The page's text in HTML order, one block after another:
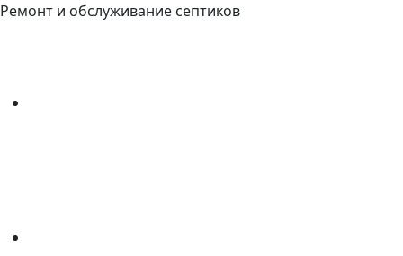
Ремонт и обслуживание септиков